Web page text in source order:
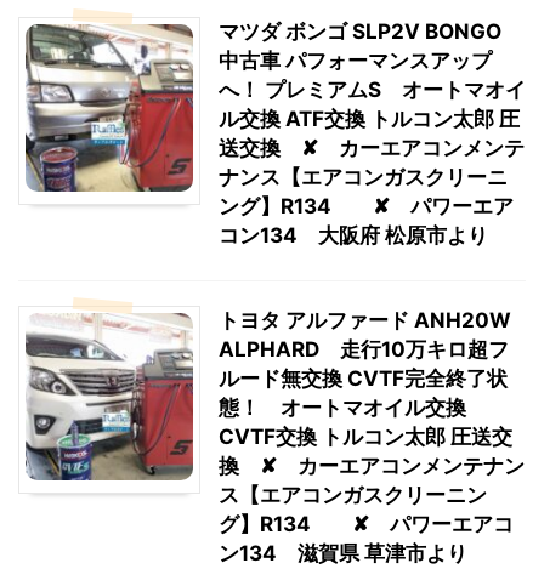
マツダ ボンゴ SLP2V BONGO
中古車 パフォーマンスアップ
へ！ プレミアムS オートマオイ
ル交換 ATF交換 トルコン太郎 圧
送交換 ✘ カーエアコンメンテ
ナンス【エアコンガスクリーニ
ング】R134 ✘ パワーエア
コン134 大阪府 松原市より
トヨタ アルファード ANH20W
ALPHARD 走行10万キロ超フ
ルード無交換 CVTF完全終了状
態！ オートマオイル交換
CVTF交換 トルコン太郎 圧送交
換 ✘ カーエアコンメンテナン
ス【エアコンガスクリーニン
グ】R134 ✘ パワーエアコ
ン134 滋賀県 草津市より